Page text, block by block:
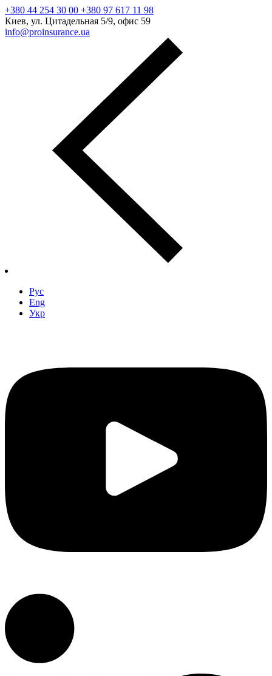
+380 44 254 30 00 +380 97 617 11 98
Киев, ул. Цитадельная 5/9, офис 59
info@proinsurance.ua
Рус
Eng
Укр